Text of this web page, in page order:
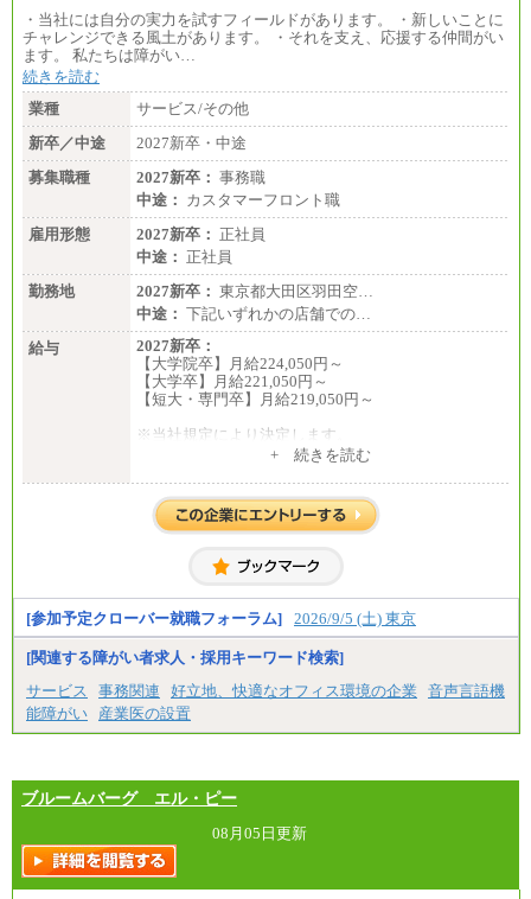
・当社には自分の実力を試すフィールドがあります。 ・新しいことに
チャレンジできる風土があります。 ・それを支え、応援する仲間がい
ます。 私たちは障がい…
続きを読む
業種
サービス/その他
新卒／中途
2027新卒・中途
募集職種
2027新卒： 事務職
中途：
カスタマーフロント職
雇用形態
2027新卒： 正社員
中途： 正社員
勤務地
2027新卒： 東京都大田区羽田空…
中途： 下記いずれかの店舗での…
給与
2027新卒：
【大学院卒】月給224,050円～
【大学卒】月給221,050円～
【短大・専門卒】月給219,050円～
※当社規定により決定します。
※試用期間中も給与に変更はございません。
0円）が含まれます。
月給216,050円～
※年齢・経験等を考慮し決定します
※試用期間中も給与に変更はございません。
※昇給昇格年1回
+ 続きを読む
[参加予定クローバー就職フォーラム] 2026/9/5 (土) 東京
[関連する障がい者求人・採用キーワード検索]
サービス
事務関連 好立地、快適なオフィス環境の企業
音声言語機
能障がい
産業医の設置
ブルームバーグ エル・ピー
08月05日更新